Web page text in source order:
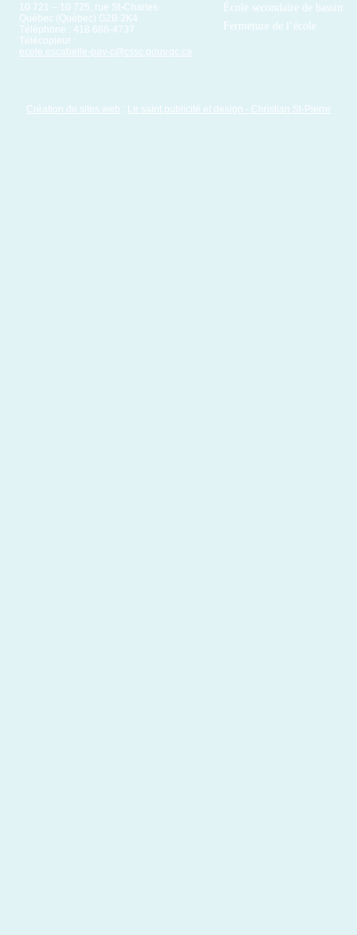
10 721 – 10 725, rue St-Charles
Québec (Québec) G2B 2K4
Téléphone : 418 686-4737
Télécopieur :
ecole.escabelle-pav-c@cssc.gouv.qc.ca
École secondaire de bassin
Fermeture de l’école
Création de sites web : Le saint publicité et design - Christian St-Pierre